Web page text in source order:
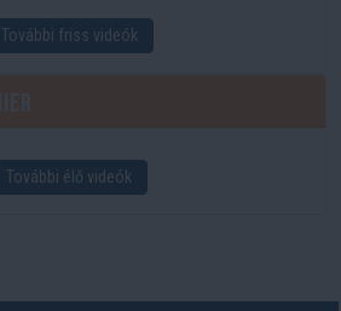
További friss videók
További élő videók